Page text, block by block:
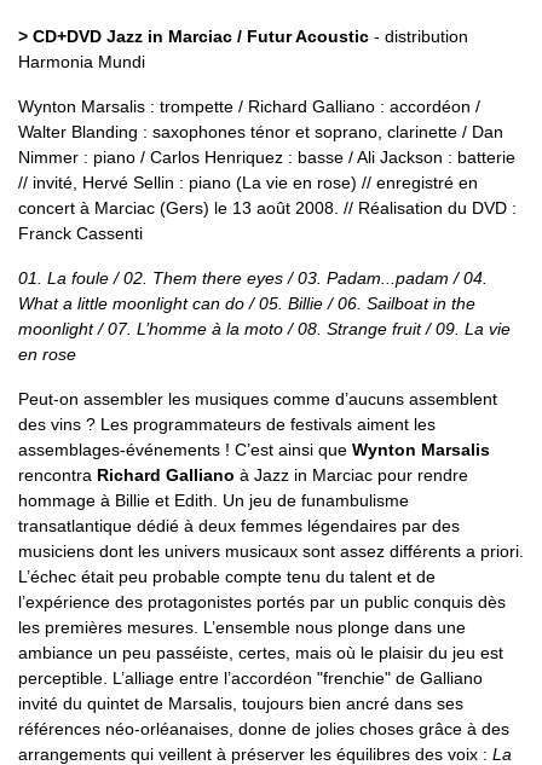
> CD+DVD Jazz in Marciac / Futur Acoustic - distribution
Harmonia Mundi
Wynton Marsalis : trompette / Richard Galliano : accordéon /
Walter Blanding : saxophones ténor et soprano, clarinette / Dan
Nimmer : piano / Carlos Henriquez : basse / Ali Jackson : batterie
// invité, Hervé Sellin : piano (La vie en rose) // enregistré en
concert à Marciac (Gers) le 13 août 2008. // Réalisation du DVD :
Franck Cassenti
01. La foule / 02. Them there eyes / 03. Padam...padam / 04.
What a little moonlight can do / 05. Billie / 06. Sailboat in the
moonlight / 07. L’homme à la moto / 08. Strange fruit / 09. La vie
en rose
Peut-on assembler les musiques comme d’aucuns assemblent
des vins ? Les programmateurs de festivals aiment les
assemblages-événements ! C’est ainsi que Wynton Marsalis
rencontra Richard Galliano à Jazz in Marciac pour rendre
hommage à Billie et Edith. Un jeu de funambulisme
transatlantique dédié à deux femmes légendaires par des
musiciens dont les univers musicaux sont assez différents a priori.
L’échec était peu probable compte tenu du talent et de
l’expérience des protagonistes portés par un public conquis dès
les premières mesures. L’ensemble nous plonge dans une
ambiance un peu passéiste, certes, mais où le plaisir du jeu est
perceptible. L’alliage entre l’accordéon "frenchie" de Galliano
invité du quintet de Marsalis, toujours bien ancré dans ses
références néo-orléanaises, donne de jolies choses grâce à des
arrangements qui veillent à préserver les équilibres des voix : La